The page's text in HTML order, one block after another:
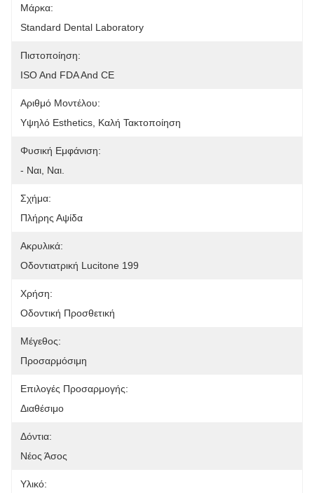
Μάρκα:
Standard Dental Laboratory
Πιστοποίηση:
ISO And FDA And CE
Αριθμό Μοντέλου:
Υψηλό Esthetics, Καλή Τακτοποίηση
Φυσική Εμφάνιση:
- Ναι, Ναι.
Σχήμα:
Πλήρης Αψίδα
Ακρυλικά:
Οδοντιατρική Lucitone 199
Χρήση:
Οδοντική Προσθετική
Μέγεθος:
Προσαρμόσιμη
Επιλογές Προσαρμογής:
Διαθέσιμο
Δόντια:
Νέος Άσος
Υλικό: